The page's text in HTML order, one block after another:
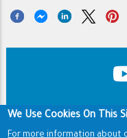
Footer Copyright &
We Use Cookies On This
For more information about